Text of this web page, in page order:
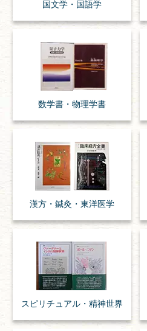
国文学・ 国語学
数学書・ 物理学書
漢方・ 鍼灸・ 東洋医学
スピリチュアル・ 精神世界